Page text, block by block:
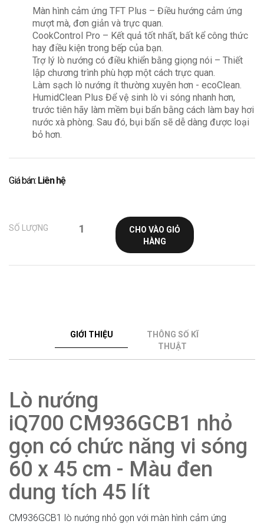
Màn hình cảm ứng TFT Plus – Điều hướng cảm ứng
mượt mà, đơn giản và trực quan.
CookControl Pro – Kết quả tốt nhất, bất kể công thức
hay điều kiện trong bếp của bạn.
Trợ lý lò nướng có điều khiển bằng giọng nói – Thiết
lập chương trình phù hợp một cách trực quan.
Làm sạch lò nướng ít thường xuyên hơn - ecoClean.
HumidClean Plus Để vệ sinh lò vi sóng nhanh hơn,
trước tiên hãy làm mềm bụi bẩn bằng cách làm bay hơi
nước xà phòng. Sau đó, bụi bẩn sẽ dễ dàng được loại
bỏ hơn.
Giá bán: Liên hệ
SỐ LƯỢNG
CHO VÀO GIỎ
HÀNG
GIỚI THIỆU
THÔNG SỐ KĨ
THUẬT
Lò nướng
iQ700 CM936GCB1 nhỏ
gọn có chức năng vi sóng
60 x 45 cm - Màu đen
dung tích 45 lít
CM936GCB1 lò nướng nhỏ gọn với màn hình cảm ứng